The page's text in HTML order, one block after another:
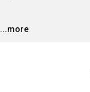
…
...more